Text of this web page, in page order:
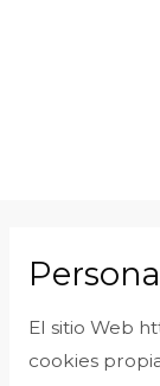
El sitio Web
cookies